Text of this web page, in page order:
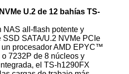
U.2 de 12 bahías TS-
NAS all-flash potente y
SATA/U.2 NVMe PCIe
procesador AMD EPYC™
7232P de 8 núcleos y
el TS-h1290FX